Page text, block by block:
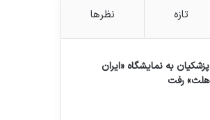
تازه نظرها
پزشکیان به نمایشگاه «ایران
هلث» رفت